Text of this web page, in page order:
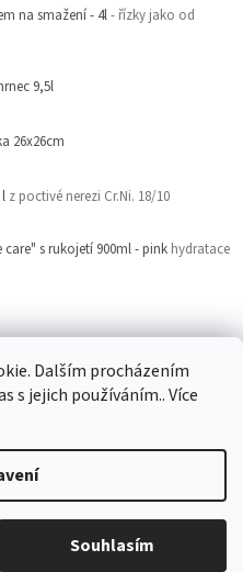
Dalším procházením
s jejich používáním.. Více
Souhlasím
skladem v našem velkoobchodu
Přímý dovozce & velkoobchod
na smažení - 4l- řízky jako od
9,5l
26x26cm
l z poctivé nerezi Cr.Ni. 18/10
s rukojetí 900ml - pink hydratace
práva vyhrazena.Upravit